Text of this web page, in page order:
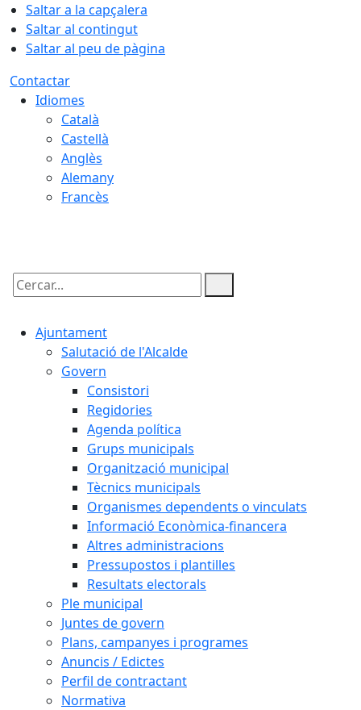
Saltar a la capçalera
Saltar al contingut
Saltar al peu de pàgina
Contactar
Idiomes
Català
Castellà
Anglès
Alemany
Francès
Cercar:
Ajuntament
Salutació de l'Alcalde
Govern
Consistori
Regidories
Agenda política
Grups municipals
Organització municipal
Tècnics municipals
Organismes dependents o vinculats
Informació Econòmica-financera
Altres administracions
Pressupostos i plantilles
Resultats electorals
Ple municipal
Juntes de govern
Plans, campanyes i programes
Anuncis / Edictes
Perfil de contractant
Normativa